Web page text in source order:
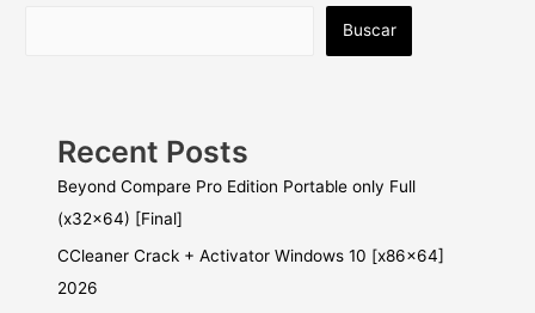
Buscar
Recent Posts
Beyond Compare Pro Edition Portable only Full
(x32x64) [Final]
CCleaner Crack + Activator Windows 10 [x86x64]
2026